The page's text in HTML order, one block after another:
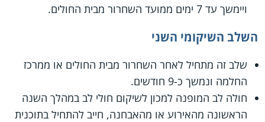
ויימשך עד 7 ימים ממועד השחרור מבית החולים.
השלב השיקומי השני
שלב זה מתחיל לאחר השחרור מבית החולים או ממרכז
החלמה ונמשך כ-9 חודשים.
חולה לב המופנה למכון לשיקום חולי לב במהלך השנה
הראשונה מהאירוע או מהאבחנה, חייב להתחיל בתוכנית